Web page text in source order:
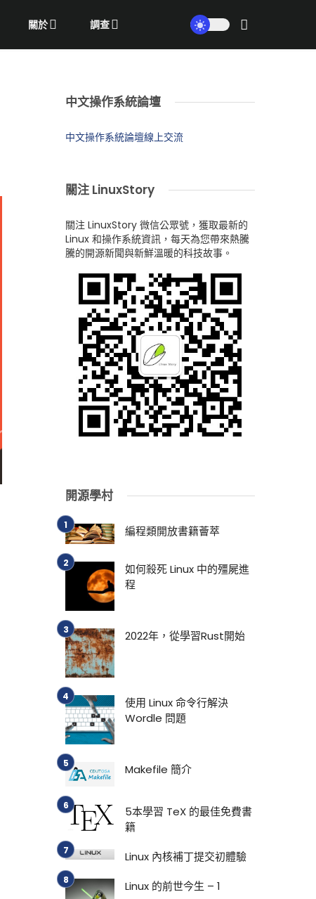
關於 調查
中文操作系統論壇
中文操作系統論壇線上交流
關注 LinuxStory
關注 LinuxStory 微信公眾號，獲取最新的
Linux 和操作系統資訊，每天為您帶來熱騰
騰的開源新聞與新鮮溫暖的科技故事。
開源學村
編程類開放書籍薈萃
如何殺死 Linux 中的殭屍進
程
2022年，從學習Rust開始
使用 Linux 命令行解決
Wordle 問題
Makefile 簡介
5本學習 TeX 的最佳免費書
籍
Linux 內核補丁提交初體驗
Linux 的前世今生 – 1